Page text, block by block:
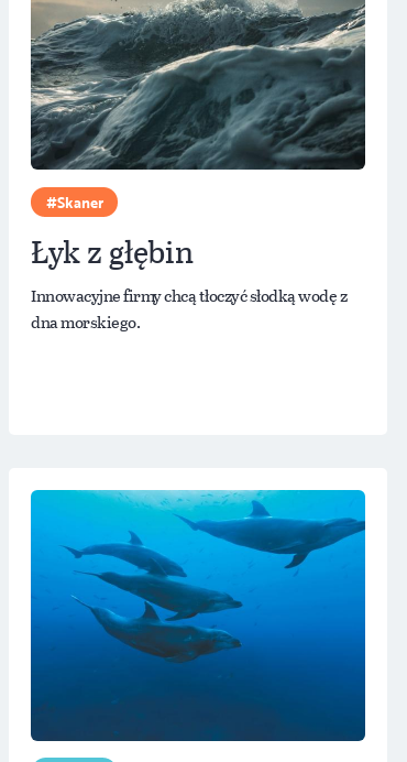
Skaner
Łyk z głębin
Innowacyjne firmy chcą tłoczyć słodką wodę z
dna morskiego.